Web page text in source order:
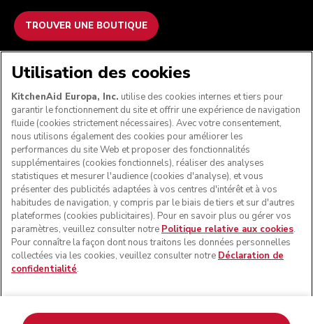
TROUVER UNE BOUTIQUE
NOUS ACCEPTONS
SUIVEZ-NOUS
forme du robot pâtissier multifonction sont des marques
Utilisation des cookies
KitchenAid Europa, Inc. utilise des cookies internes et tiers pour
garantir le fonctionnement du site et offrir une expérience de navigation
fluide (cookies strictement nécessaires). Avec votre consentement,
nous utilisons également des cookies pour améliorer les
performances du site Web et proposer des fonctionnalités
supplémentaires (cookies fonctionnels), réaliser des analyses
statistiques et mesurer l'audience (cookies d'analyse), et vous
présenter des publicités adaptées à vos centres d'intérêt et à vos
habitudes de navigation, y compris par le biais de tiers et sur d'autres
plateformes (cookies publicitaires). Pour en savoir plus ou gérer vos
paramètres, veuillez consulter notre Politique relative aux cookies.
Pour connaître la façon dont nous traitons les données personnelles
collectées via les cookies, veuillez consulter notre Déclaration de
confidentialité.